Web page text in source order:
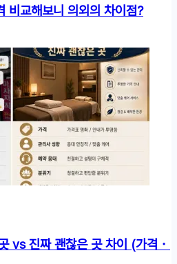
비교해보니 의외의 차이점?
vs 진짜 괜찮은 곳 차이 (가격・